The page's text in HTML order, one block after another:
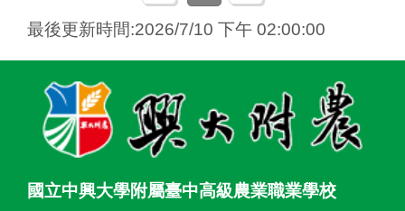
最後更新時間:2026/7/10 下午 02:00:00
國立中興大學附屬臺中高級農業職業學校